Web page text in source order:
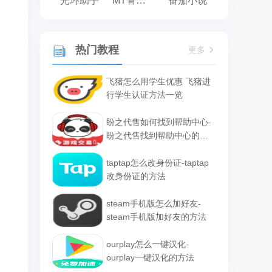
热门教程 更多
飞猪怎么用学生优惠 飞猪进
行学生认证方法一览
盼之代售如何找到帮助中心-
盼之代售找到帮助中心的方
taptap怎么改身份证-taptap
改身份证的方法
steam手机版怎么加好友-
steam手机版加好友的方法
ourplay怎么一键汉化-
ourplay一键汉化的方法